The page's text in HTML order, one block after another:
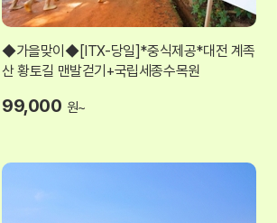
◆가을맞이◆[ITX-당일]*중식제공*대전 계족
산 황토길 맨발걷기+국립세종수목원
99,000 원~